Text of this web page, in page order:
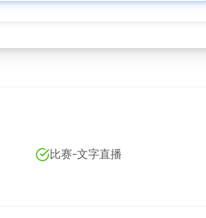
比赛-文字直播